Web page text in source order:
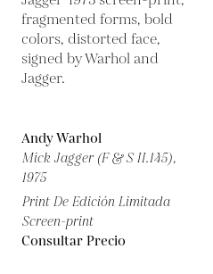
Andy Warhol
Mick Jagger (F & S II.145),
1975
Print De Edición Limitada
Screen-print
Consultar Precio